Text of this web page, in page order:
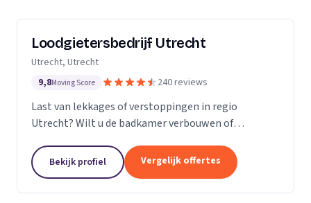
Loodgietersbedrijf Utrecht
Utrecht, Utrecht
9,8Moving Score 240 reviews
Last van lekkages of verstoppingen in regio
Utrecht? Wilt u de badkamer verbouwen of
Utrecht voor u klaar! Bij ons kunt u terecht voor
oprecht advies,...
Bekijk profiel Vergelijk offertes